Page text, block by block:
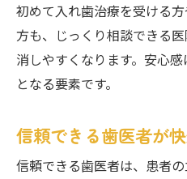
初めて入れ歯治療を受ける
方も、じっくり相談できる
消しやすくなります。安心
となる要素です。
信頼できる歯医者が
信頼できる歯医者は、患者